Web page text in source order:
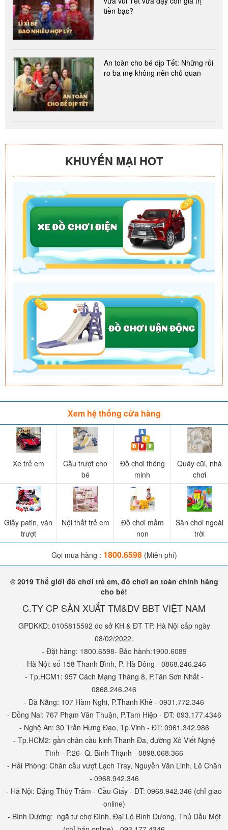
tiền bạc?
An toàn cho bé dịp Tết: Những rủi
ro ba mẹ không nên chủ quan
KHUYẾN MẠI HOT
Xem hệ thống cửa hàng
Xe trẻ em
Cầu trượt cho
bé
Đồ chơi thông
minh
Quây cũi, nhà
chơi
Giầy patin, ván
trượt
Nội thất trẻ em
Đồ chơi mầm
non
Sân chơi ngoài
trời
Gọi mua hàng : 1800.6598(Miễn phí)
© 2019 Thế giới đồ chơi trẻ em, đồ chơi an toàn chính hãng
cho bé!
C.TY CP SẢN XUẤT TM&DV BBT VIỆT NAM
GPDKKD: 0105815592 do sở KH & ĐT TP. Hà Nội cấp ngày
08/02/2022.
- Đặt hàng: 1800.6598- Bảo hành:1900.6089
- Hà Nội: số 158 Thanh Bình, P. Hà Đông - 0868.246.246
- Tp.HCM1: 957 Cách Mạng Tháng 8, P.Tân Sơn Nhất -
0868.246.246
- Đà Nẵng: 107 Hàm Nghi, P.Thanh Khê - 0931.772.346
- Đồng Nai: 767 Phạm Văn Thuận, P.Tam Hiệp - ĐT: 093.177.4346
- Nghệ An: 30 Trần Hưng Đạo, Tp.Vinh - ĐT: 0961.342.986
- Tp.HCM2: gần chân cầu kinh Thanh Đa, đường Xô Viết Nghệ
Tĩnh - P.26- Q. Bình Thạnh - 0898.068.366
- Hải Phòng: Chân cầu vượt Lạch Tray, Nguyễn Văn Linh, Lê Chân
- 0968.942.346
- Hà Nội: Đặng Thùy Trâm - Cầu Giấy - ĐT: 0968.942.346 (chỉ giao
online)
- Bình Dương: ngã tư chợ Đình, Đại Lộ Bình Dương, Thủ Dầu Một